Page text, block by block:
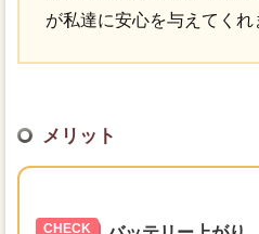
が私達に安心を与えてくれ
メリット